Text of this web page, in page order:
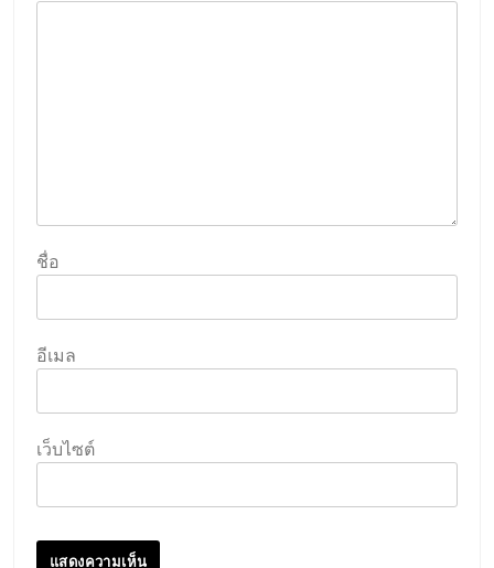
ชื่อ
อีเมล
เว็บไซต์